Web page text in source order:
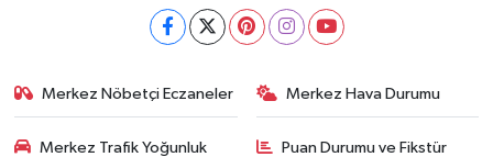
Merkez Nöbetçi Eczaneler Merkez Hava Durumu
Merkez Trafik Yoğunluk
Puan Durumu ve Fikstür